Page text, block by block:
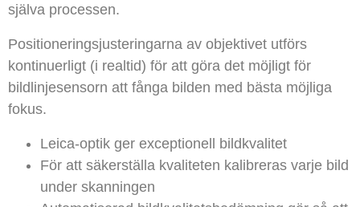
själva processen.
Positioneringsjusteringarna av objektivet utförs
kontinuerligt (i realtid) för att göra det möjligt för
bildlinjesensorn att fånga bilden med bästa möjliga
fokus.
Leica-optik ger exceptionell bildkvalitet
För att säkerställa kvaliteten kalibreras varje bild
under skanningen